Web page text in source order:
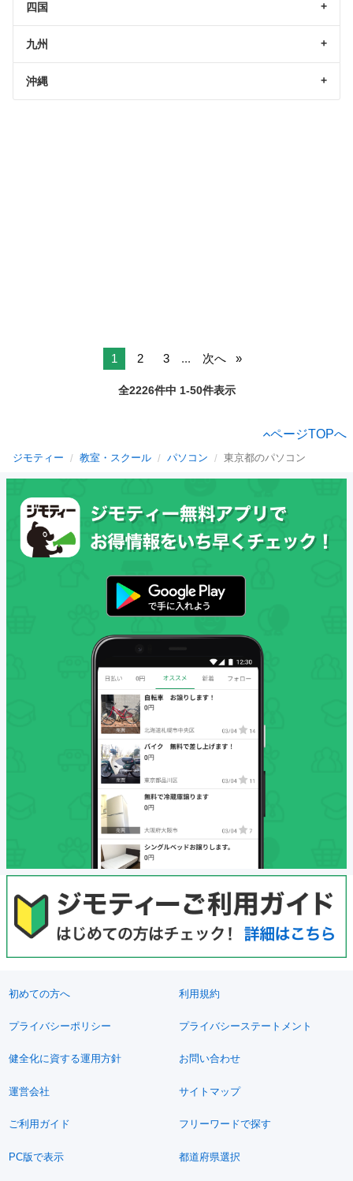
四国
九州
沖縄
1 2 3 ... 次へ
全2226件中 1-50件表示
ページTOPへ
ジモティー 教室・スクール パソコン 東京都のパソコン
初めての方へ 利用規約
プライバシーポリシー プライバシーステートメント
健全化に資する運用方針 お問い合わせ
運営会社 サイトマップ
ご利用ガイド フリーワードで探す
PC版で表示 都道府県選択